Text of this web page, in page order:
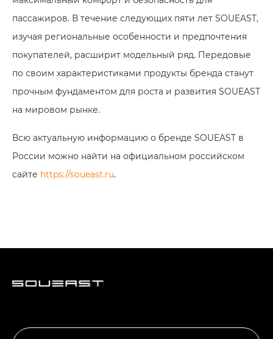
пассажиров. В течение следующих пяти лет SOUEAST,
изучая региональные особенности и предпочтения
покупателей, расширит модельный ряд. Передовые
по своим характеристиками продукты бренда станут
прочным фундаментом для роста и развития SOUEAST
на мировом рынке.
Всю актуальную информацию о бренде SOUEAST в
России можно найти на официальном российском
сайте https://soueast.ru.